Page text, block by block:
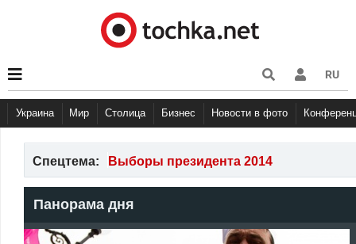
RU
Украина Мир Столица Бизнес Новости в фото
Спецтема: Выборы президента 2014
Панорама дня